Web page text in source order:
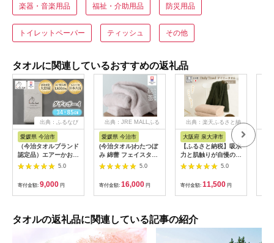
楽器・音楽用品 福祉・介助用品 防災用品
トイレットペーパー ティッシュ その他
タオルに関連しているおすすめの返礼品
出典：ふるなび
愛媛県 今治市
（今治タオルブランド
認定品）エアーかお
る ダディボーイ フ
ェイスタオル １枚
（スノーホワイト）
【I002220FT1SW】
浅野撚糸 スーパー
5.0
寄付金額: 9,000 円
出典：JRE MALLふる
さと納税
愛媛県 今治市
(今治タオル)わたつぼ
み 綿蕾 フェイスタオ
ル3枚セット アッシュ
【I003830FT3P】
【1666368】
5.0
寄付金額: 16,000 円
出典：楽天ふるさと納
大阪府 泉大津市
【ふるさと納税】吸水
力と肌触りが自慢のデ
イリーユース大判バス
タオル 2枚セット（2
色選べる大判タオル）
| バスタオル タオル
大判 泉州タオル 吸水
タオルセット 単色タ
オル 2色セットタオル
5.0
寄付金額: 11,500 円
タオルの返礼品に関連している記事の紹介